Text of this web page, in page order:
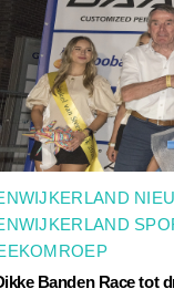
Banden Race tot